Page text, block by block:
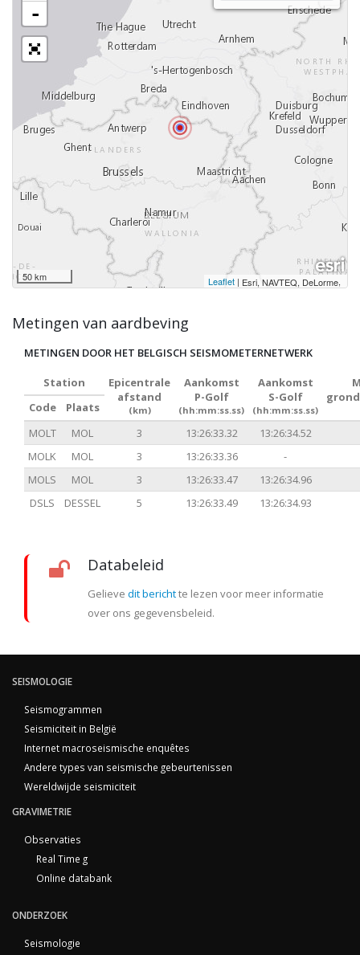
-
50 km Leaflet | Esri, NAVTEQ, DeLorme,
Metingen van aardbeving
METINGEN DOOR HET BELGISCH SEISMOMETERNETWERK
Station
Epicentrale
afstand
(km)
Aankomst
P-Golf
(hh:mm:ss.ss)
Aankomst
S-Golf
(hh:mm:ss.ss)
Code
Plaats
MOLT
MOL 3 13:26:33.32
13:26:34.52
MOLK
MOL 3 13:26:33.36
-
MOLS
MOL 3 13:26:33.47
13:26:34.96
DSLS
DESSEL 5 13:26:33.49 13:26:34.93
Databeleid
Gelieve dit berichtte lezen voor meer informatie
over ons gegevensbeleid.
SEISMOLOGIE
Seismogrammen
Seismiciteit in België
Internet macroseismische enquêtes
Andere types van seismische gebeurtenissen
Wereldwijde seismiciteit
GRAVIMETRIE
Observaties
Real Time g
Online databank
ONDERZOEK
Seismologie